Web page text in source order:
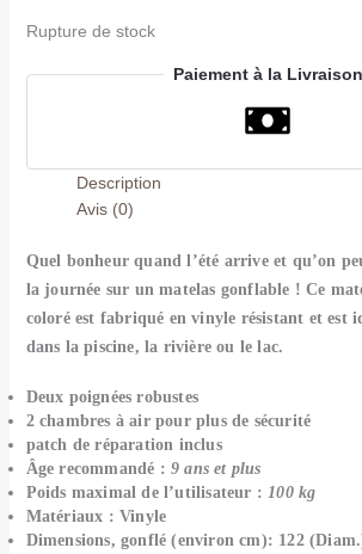
Rupture de stock
Paiement à la Livraison
Description
Avis (0)
Quel bonheur quand l’été arrive et qu’on
la journée sur un matelas gonflable ! Ce
coloré est fabriqué en vinyle résistant et est
dans la piscine, la rivière ou le lac.
Deux poignées robustes
2 chambres à air pour plus de sécurité
patch de réparation inclus
Âge recommandé : 9 ans et plus
Poids maximal de l’utilisateur : 100 kg
Matériaux : Vinyle
Dimensions, gonflé (environ cm): 122